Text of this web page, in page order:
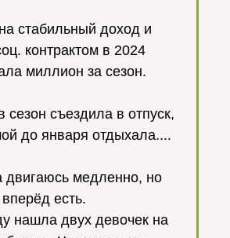
стабильный доход и
контрактом в 2024
миллион за сезон.
сезон съездила в отпуск,
до января отдыхала....
двигаюсь медленно, но
есть.
нашла двух девочек на